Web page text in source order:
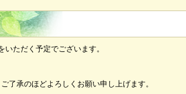
ただく予定でございます。
了承のほどよろしくお願い申し上げます。